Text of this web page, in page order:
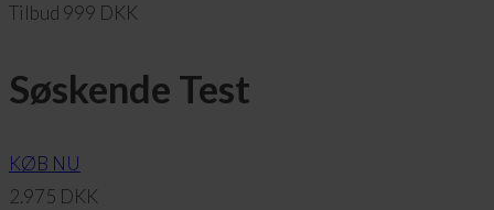
Tilbud 999 DKK
Søskende Test
KØB NU
2.975 DKK